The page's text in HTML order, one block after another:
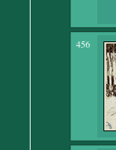
456